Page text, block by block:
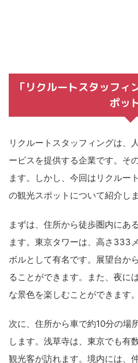
「リクルートスタッフィ
ポッ
リクルートスタッフィングは、
ービスを提供する企業です。そ
ます。しかし、今回はリクルー
の観光スポットについて紹介しま
まずは、住所から徒歩圏内にあ
ます。東京タワーは、高さ333
ボルとして有名です。展望台か
ることができます。また、夜に
な景色を楽しむことができます。
次に、住所から車で約10分の場
します。浅草寺は、東京でも有
観光客が訪れます。境内には、